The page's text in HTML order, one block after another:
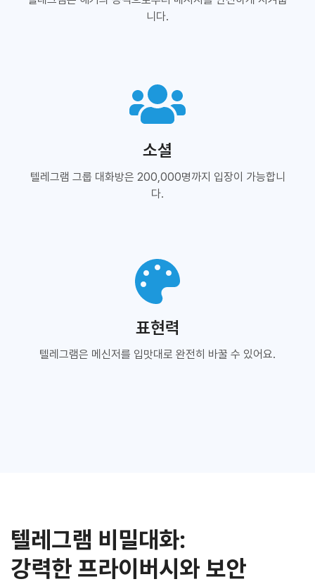
니다.
소셜
텔레그램 그룹 대화방은 200,000명까지 입장이 가능합니
다.
표현력
텔레그램은 메신저를 입맛대로 완전히 바꿀 수 있어요.
텔레그램 비밀대화:
강력한 프라이버시와 보안